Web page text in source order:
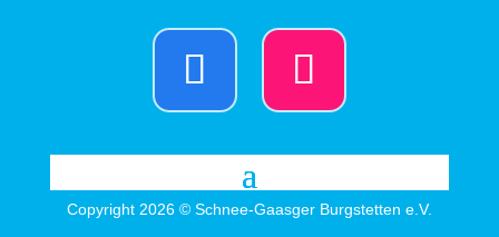
Copyright 2026 © Schnee-Gaasger Burgstetten e.V.